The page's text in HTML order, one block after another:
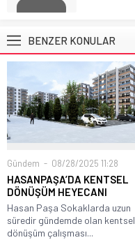
BENZER KONULAR
Gündem 08/28/2025 11:28
HASANPAŞA’DA KENTSEL
DÖNÜŞÜM HEYECANI
Hasan Paşa Sokaklarda uzun
süredir gündemde olan kentsel
dönüşüm çalışması...